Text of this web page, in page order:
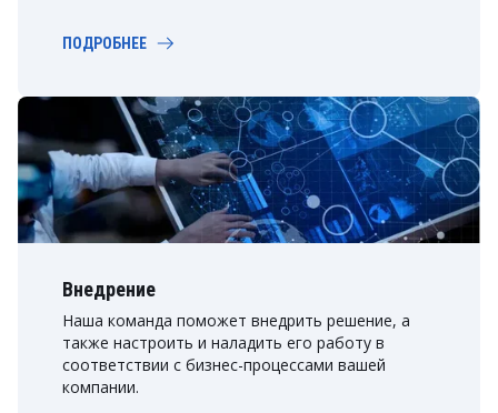
ПОДРОБНЕЕ
Внедрение
Наша команда поможет внедрить решение, а
также настроить и наладить его работу в
соответствии с бизнес-процессами вашей
компании.